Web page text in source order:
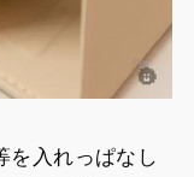
を入れっぱなし